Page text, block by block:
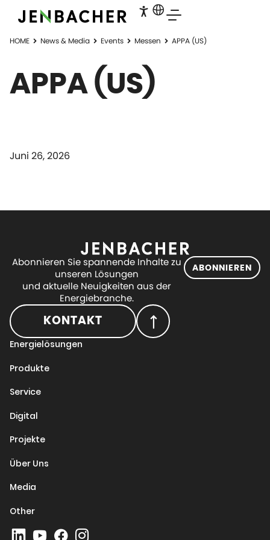
HOME News & Media Events Messen APPA (US)
APPA (US)
Juni 26, 2026
Abonnieren Sie spannende Inhalte zu
unseren Lösungen
und aktuelle Neuigkeiten aus der
Energiebranche.
ABONNIEREN
KONTAKT
Energielösungen
Produkte
Service
Digital
Projekte
Über Uns
Media
Other